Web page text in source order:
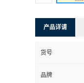
产品详请
货号
品牌